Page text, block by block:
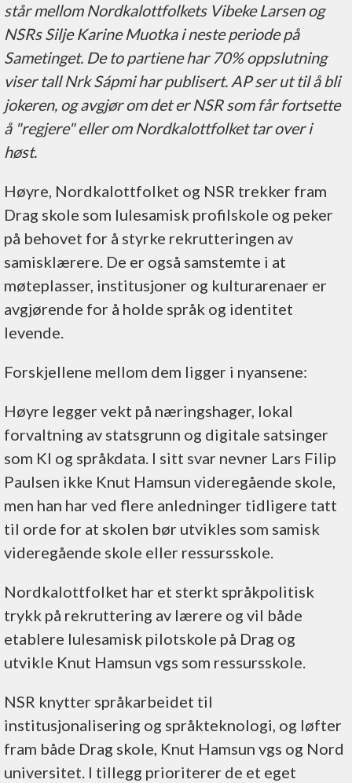
står mellom Nordkalottfolkets Vibeke Larsen og
NSRs Silje Karine Muotka i neste periode på
Sametinget. De to partiene har 70% oppslutning
viser tall Nrk Sápmi har publisert. AP ser ut til å bli
jokeren, og avgjør om det er NSR som får fortsette
å "regjere" eller om Nordkalottfolket tar over i
høst.
Høyre, Nordkalottfolket og NSR trekker fram
Drag skole som lulesamisk profilskole og peker
på behovet for å styrke rekrutteringen av
samisklærere. De er også samstemte i at
møteplasser, institusjoner og kulturarenaer er
avgjørende for å holde språk og identitet
levende.
Forskjellene mellom dem ligger i nyansene:
Høyre legger vekt på næringshager, lokal
forvaltning av statsgrunn og digitale satsinger
som KI og språkdata. I sitt svar nevner Lars Filip
Paulsen ikke Knut Hamsun videregående skole,
men han har ved flere anledninger tidligere tatt
til orde for at skolen bør utvikles som samisk
videregående skole eller ressursskole.
Nordkalottfolket har et sterkt språkpolitisk
trykk på rekruttering av lærere og vil både
etablere lulesamisk pilotskole på Drag og
utvikle Knut Hamsun vgs som ressursskole.
NSR knytter språkarbeidet til
institusjonalisering og språkteknologi, og løfter
fram både Drag skole, Knut Hamsun vgs og Nord
universitet. I tillegg prioriterer de et eget